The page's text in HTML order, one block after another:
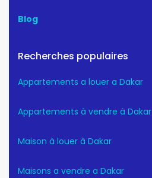
Blog
Recherches populaires
Appartements a louer a Dakar
Appartements à vendre à Dakar
Maison à louer à Dakar
Maisons a vendre a Dakar